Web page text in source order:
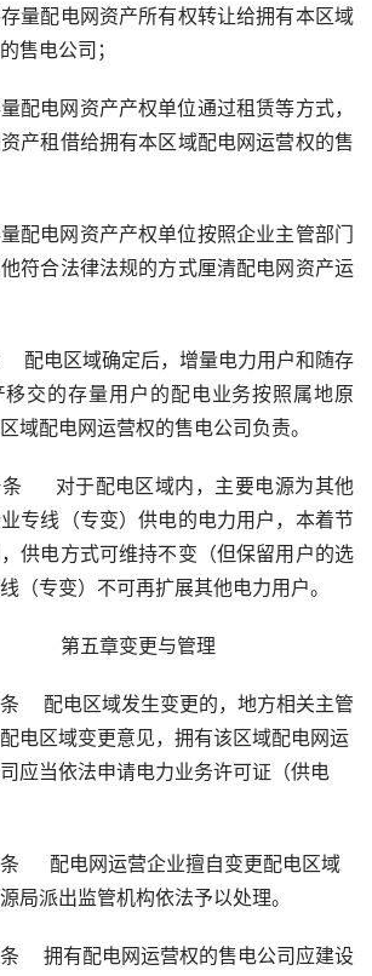
量配电网资产所有权转让给拥有本区域
售电公司；
量配电网资产产权单位通过租赁等方式，
产租借给拥有本区域配电网运营权的售
量配电网资产产权单位按照企业主管部门
符合法律法规的方式厘清配电网资产运
配电区域确定后，增量电力用户和随存
移交的存量用户的配电业务按照属地原
域配电网运营权的售电公司负责。
对于配电区域内，主要电源为其他
专线（专变）供电的电力用户，本着节
供电方式可维持不变（但保留用户的选
（专变）不可再扩展其他电力用户。
第五章变更与管理
配电区域发生变更的，地方相关主管
电区域变更意见，拥有该区域配电网运
应当依法申请电力业务许可证（供电
配电网运营企业擅自变更配电区域
局派出监管机构依法予以处理。
拥有配电网运营权的售电公司应建设